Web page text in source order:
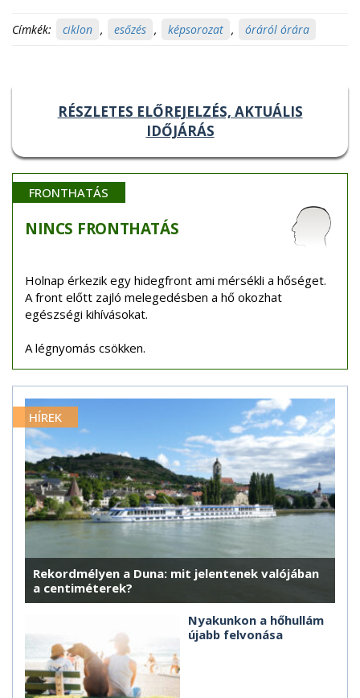
Címkék: ciklon , esőzés , képsorozat , óráról órára
RÉSZLETES ELŐREJELZÉS, AKTUÁLIS
IDŐJÁRÁS
FRONTHATÁS
NINCS FRONTHATÁS
Holnap érkezik egy hidegfront ami mérsékli a hőséget.
A front előtt zajló melegedésben a hő okozhat
egészségi kihívásokat.
A légnyomás csökken.
HÍREK
Rekordmélyen a Duna: mit jelentenek valójában
a centiméterek?
Nyakunkon a hőhullám
újabb felvonása